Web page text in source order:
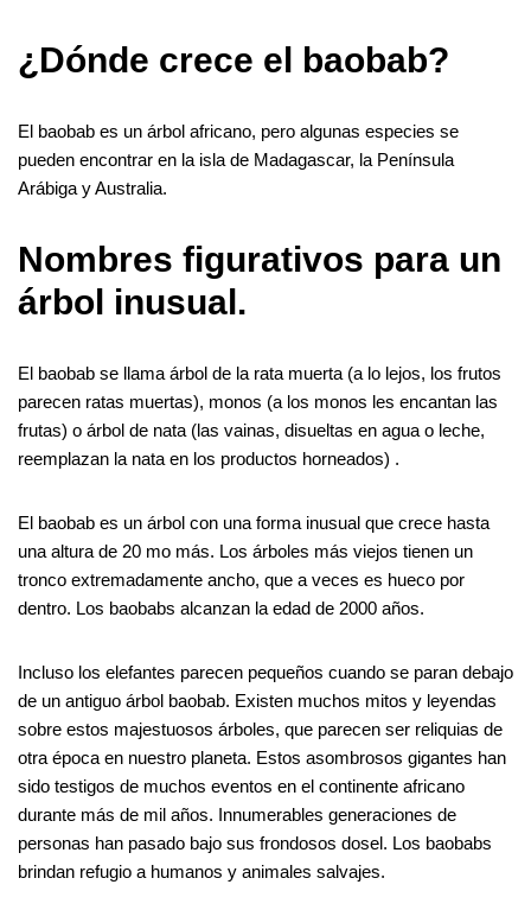
¿Dónde crece el baobab?
El baobab es un árbol africano, pero algunas especies se
pueden encontrar en la isla de Madagascar, la Península
Arábiga y Australia.
Nombres figurativos para un
árbol inusual.
El baobab se llama árbol de la rata muerta (a lo lejos, los frutos
parecen ratas muertas), monos (a los monos les encantan las
frutas) o árbol de nata (las vainas, disueltas en agua o leche,
reemplazan la nata en los productos horneados) .
El baobab es un árbol con una forma inusual que crece hasta
una altura de 20 mo más. Los árboles más viejos tienen un
tronco extremadamente ancho, que a veces es hueco por
dentro. Los baobabs alcanzan la edad de 2000 años.
Incluso los elefantes parecen pequeños cuando se paran debajo
de un antiguo árbol baobab. Existen muchos mitos y leyendas
sobre estos majestuosos árboles, que parecen ser reliquias de
otra época en nuestro planeta. Estos asombrosos gigantes han
sido testigos de muchos eventos en el continente africano
durante más de mil años. Innumerables generaciones de
personas han pasado bajo sus frondosos dosel. Los baobabs
brindan refugio a humanos y animales salvajes.